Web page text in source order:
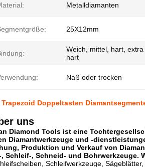
Metalldiamanten
25X12mm
Weich, mittel, hart,
hart
Naß oder trocken
Doppeltasten
uns
Diamond Tools ist eine
Diamantwerkzeuge und -
Produktion und Verkauf von
, Schleif-, Schneid- und Bohrwerkzeuge.
Schleifwerkzeuge,